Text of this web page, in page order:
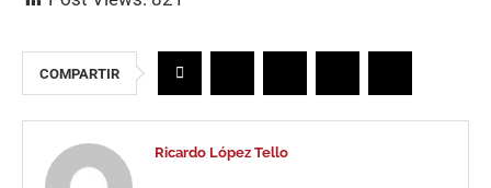
COMPARTIR
Ricardo López Tello